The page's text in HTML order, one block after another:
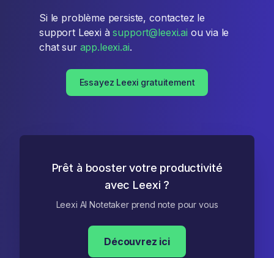
Si le problème persiste, contactez le
support Leexi àsupport@leexi.ai ou via le
chat sur app.leexi.ai.
Essayez Leexi gratuitement
Prêt à booster votre productivité
avec Leexi ?
Leexi AI Notetaker prend note pour vous
Découvrez ici